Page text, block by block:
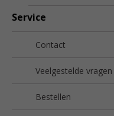
Service
Contact
Veelgestelde vragen
Bestellen